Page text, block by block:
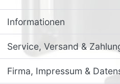
Informationen
Service, Versand &
Firma, Impressum &